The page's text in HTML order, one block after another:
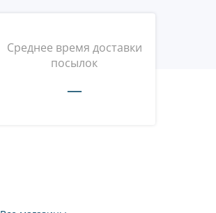
Среднее время доставки
посылок
—